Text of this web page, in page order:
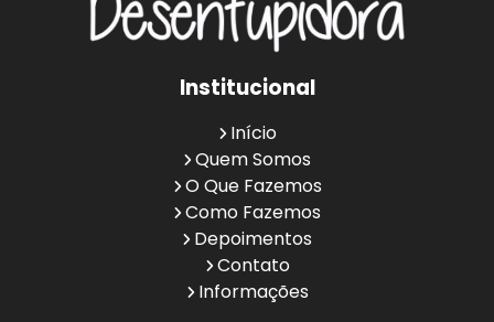
Institucional
Início
Quem Somos
O Que Fazemos
Como Fazemos
Depoimentos
Contato
Informações